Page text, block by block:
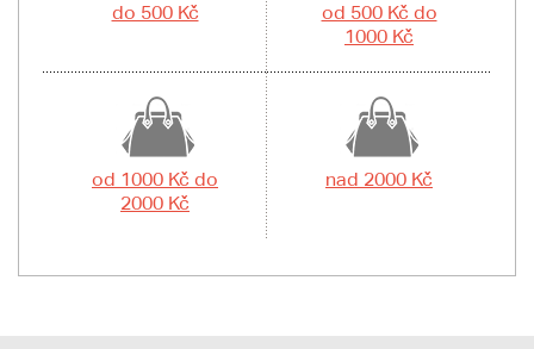
do 500 Kč
od 500 Kč do
1000 Kč
od 1000 Kč do
2000 Kč
nad 2000 Kč